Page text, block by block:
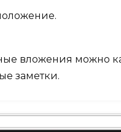
вложения можно
заметки.